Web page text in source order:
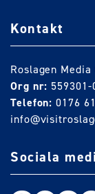
Kontakt
Roslagen Media
Org nr: 559301-
Telefon: 0176
Sociala